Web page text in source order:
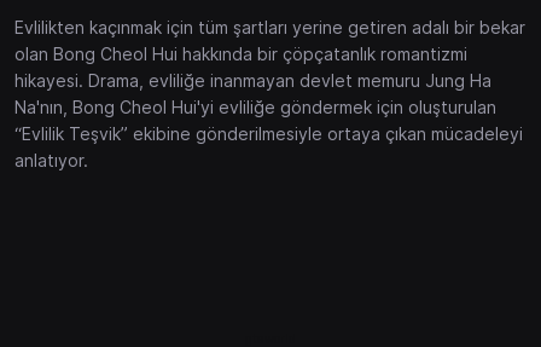
Evlilikten kaçınmak için tüm şartları yerine getiren adalı bir bekar
olan Bong Cheol Hui hakkında bir çöpçatanlık romantizmi
hikayesi. Drama, evliliğe inanmayan devlet memuru Jung Ha
Na'nın, Bong Cheol Hui'yi evliliğe göndermek için oluşturulan
“Evlilik Teşvik” ekibine gönderilmesiyle ortaya çıkan mücadeleyi
anlatıyor.